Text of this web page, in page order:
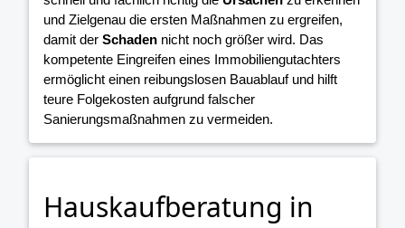
und Zielgenau die ersten Maßnahmen zu ergreifen,
damit der Schaden nicht noch größer wird. Das
kompetente Eingreifen eines Immobiliengutachters
ermöglicht einen reibungslosen Bauablauf und hilft
teure Folgekosten aufgrund falscher
Sanierungsmaßnahmen zu vermeiden.
Hauskaufberatung in